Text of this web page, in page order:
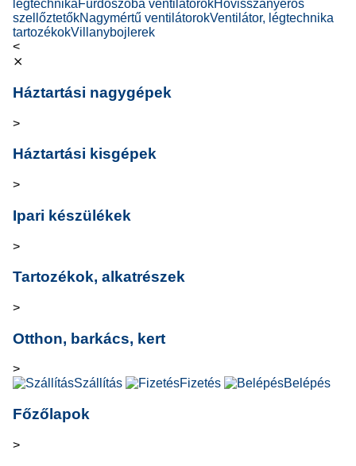
légtechnikaFürdőszoba ventilátorokHővisszanyerős
szellőztetőkNagymértű ventilátorokVentilátor, légtechnika
tartozékokVillanybojlerek
<
⨯
Háztartási nagygépek
>
Háztartási kisgépek
>
Ipari készülékek
>
Tartozékok, alkatrészek
>
Otthon, barkács, kert
>
Szállítás
Fizetés Belépés
Főzőlapok
>